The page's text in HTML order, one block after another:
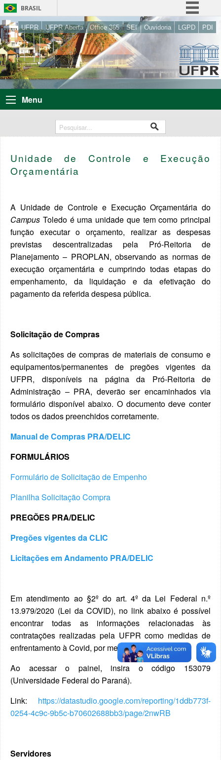
BRASIL
Simplifique!
Comunica BR
Participe
Acesso à informação
Legislação
UFPR UFPR Aberta Office 365 SEI Ouvidoria LGPD PDI
Menu
Unidade de Controle e Execução
Orçamentária
A Unidade de Controle e Execução Orçamentária do
Campus Toledo é uma unidade que tem como principal
função executar o orçamento, realizar as despesas
previstas descentralizadas pela Pró-Reitoria de
Planejamento – PROPLAN, observando as normas de
execução orçamentária e cumprindo todas etapas do
empenhamento, da liquidação e da efetivação do
pagamento da referida despesa pública.
Solicitação de Compras
As solicitações de compras de materiais de consumo e
equipamentos/permanentes de pregões vigentes da
UFPR, disponíveis na página da Pró-Reitoria de
Administração – PRA, deverão ser encaminhados via
formulário disponível abaixo. O documento deve conter
todos os dados preenchidos corretamente.
Manual de Compras PRA/DELIC
FORMULÁRIOS
Formulário de Solicitação de Empenho
Planilha Solicitação Compra
PREGÕES PRA/DELIC
Pregões vigentes da CLIC
Licitações em Andamento PRA/DELIC
Em atendimento ao §2º do art. 4º da Lei Federal n.º
13.979/2020 (Lei da COVID), no link abaixo é possível
encontrar todas as informações relacionadas às
contratações realizadas pela UFPR como medidas de
enfrentamento à Covid, por meio da referida Lei.
Ao acessar o painel, insira o código 153079
(Universidade Federal do Paraná).
Link: https://datastudio.google.com/reporting/1ddb773f-
0254-4c9c-9b5c-b70602688bb3/page/2nwRB
Servidores